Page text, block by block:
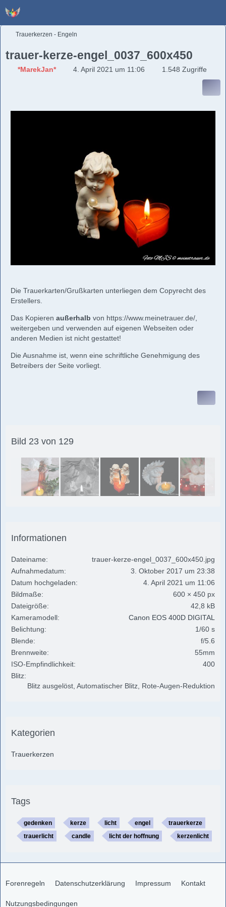
Trauerkerzen - Engeln
trauer-kerze-engel_0037_600x450
*MarekJan* 4. April 2021 um 11:06 1.548 Zugriffe
Die Trauerkarten/Grußkarten unterliegen dem Copyrecht des
Erstellers.
Das Kopieren außerhalb von https://www.meinetrauer.de/
weitergeben und verwenden auf eigenen Webseiten oder
anderen Medien ist nicht gestattet!
Die Ausnahme ist, wenn eine schriftliche Genehmigung des
Betreibers der Seite vorliegt.
Bild 23 von 129
Informationen
Dateiname
trauer-kerze-engel_0037_600x450.jpg
Aufnahmedatum
3. Oktober 2017 um 23:38
Datum hochgeladen
4. April 2021 um 11:06
Bildmaße
600 × 450 px
Dateigröße
42,8 kB
Kameramodell
Canon EOS 400D DIGITAL
Belichtung
1/60 s
Blende
f/5.6
Brennweite
55mm
ISO-Empfindlichkeit
400
Blitz
Blitz ausgelöst, Automatischer Blitz, Rote-Augen-Reduktion
Kategorien
Trauerkerzen
Tags
gedenken kerze licht engel
trauerkerze
trauerlicht
candle licht der hoffnung kerzenlicht
Forenregeln Datenschutzerklärung Impressum Kontakt
Nutzungsbedingungen